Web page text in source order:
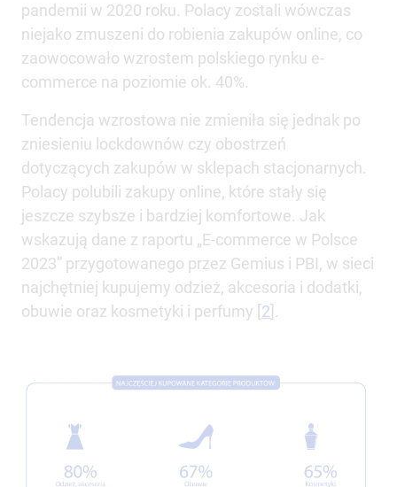
pandemii w 2020 roku. Polacy zostali wówczas
niejako zmuszeni do robienia zakupów online, co
zaowocowało wzrostem polskiego rynku e-
commerce na poziomie ok. 40%.
Tendencja wzrostowa nie zmieniła się jednak po
zniesieniu lockdownów czy obostrzeń
dotyczących zakupów w sklepach stacjonarnych.
Polacy polubili zakupy online, które stały się
jeszcze szybsze i bardziej komfortowe. Jak
wskazują dane z raportu „E-commerce w Polsce
2023” przygotowanego przez Gemius i PBI, w sieci
najchętniej kupujemy odzież, akcesoria i dodatki,
obuwie oraz kosmetyki i perfumy [ 2 ].